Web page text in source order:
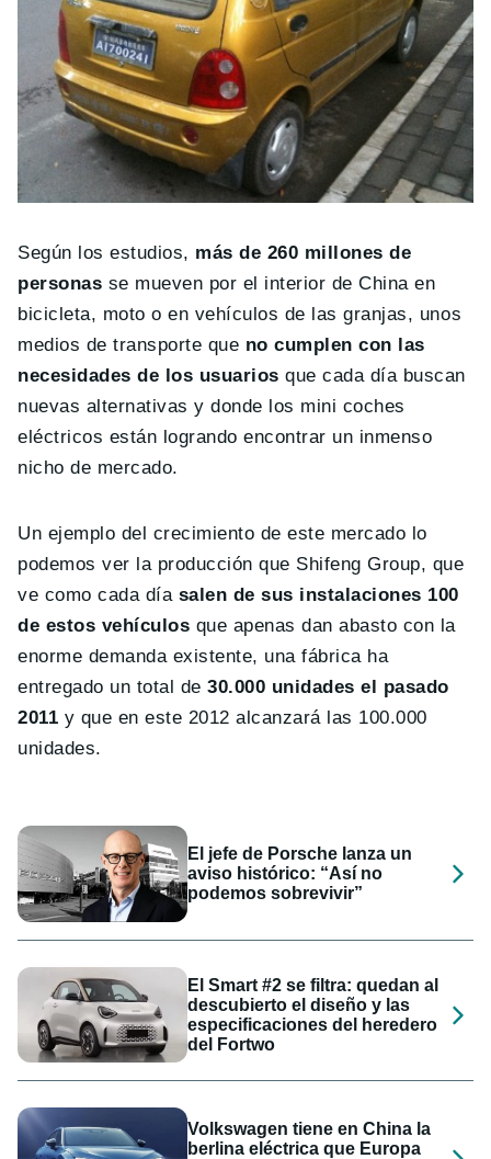
Según los estudios, más de 260 millones de
personas se mueven por el interior de China en
bicicleta, moto o en vehículos de las granjas, unos
medios de transporte que no cumplen con las
necesidades de los usuarios que cada día buscan
nuevas alternativas y donde los mini coches
eléctricos están logrando encontrar un inmenso
nicho de mercado.
Un ejemplo del crecimiento de este mercado lo
podemos ver la producción que Shifeng Group, que
ve como cada día salen de sus instalaciones 100
de estos vehículos que apenas dan abasto con la
enorme demanda existente, una fábrica ha
entregado un total de30.000 unidades el pasado
2011 y que en este 2012 alcanzará las 100.000
unidades.
El jefe de Porsche lanza un
aviso histórico: “Así no
podemos sobrevivir”
El Smart #2 se filtra: quedan al
descubierto el diseño y las
especificaciones del heredero
del Fortwo
Volkswagen tiene en China la
berlina eléctrica que Europa